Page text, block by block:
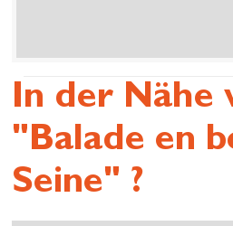
In der Nähe
"Balade en
Seine" ?